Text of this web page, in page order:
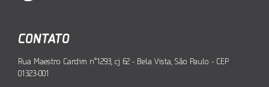
CONTATO
Rua Maestro Cardim n°1293, cj 62 - Bela Vista, São Paulo - CEP
01323-001